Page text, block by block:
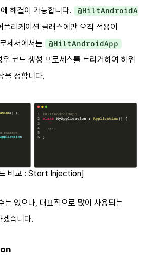
해결이 가능합니다.
@HiltAndroidA
리케이션 클래스에만 오직 적용이
세서에서는
@HiltAndroidApp
코드 생성 프로세스를 트리거하여 하위
을 정합니다.
비교 : Start Injection]
는 없으나, 대표적으로 많이 사용되는
겠습니다.